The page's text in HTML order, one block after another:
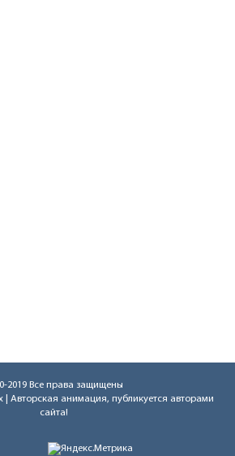
2019 Все права защищены
| Авторская анимация, публикуется авторами
сайта!